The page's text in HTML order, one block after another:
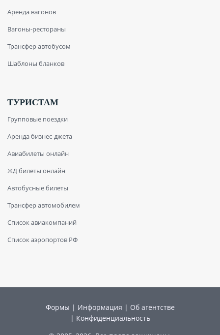
Аренда вагонов
Вагоны-рестораны
Трансфер автобусом
Шаблоны бланков
ТУРИСТАМ
Групповые поездки
Аренда бизнес-джета
Авиабилеты онлайн
ЖД билеты онлайн
Автобусные билеты
Трансфер автомобилем
Список авиакомпаний
Список аэропортов РФ
Формы | Информация | Об агентстве
| Конфиденциальность